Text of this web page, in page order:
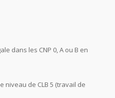
dans les CNP 0, A ou B en
niveau de CLB 5 (travail de